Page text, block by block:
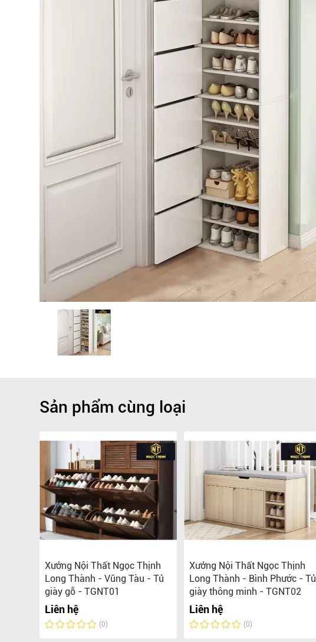
Ray trượt – bản lề – tay nắm cửa
Giá để bát đĩa đa năng
Kệ góc liên hoàn
Sản phẩm cùng loại
Xưởng Nội Thất Ngọc Thịnh
Long Thành - Vũng Tàu - Tủ
giày gỗ - TGNT01
Liên hệ
(0)
Xưởng Nội Thất Ngọc Thịnh
Long Thành - Bình Phước - Tủ
giày thông minh - TGNT02
Liên hệ
(0)